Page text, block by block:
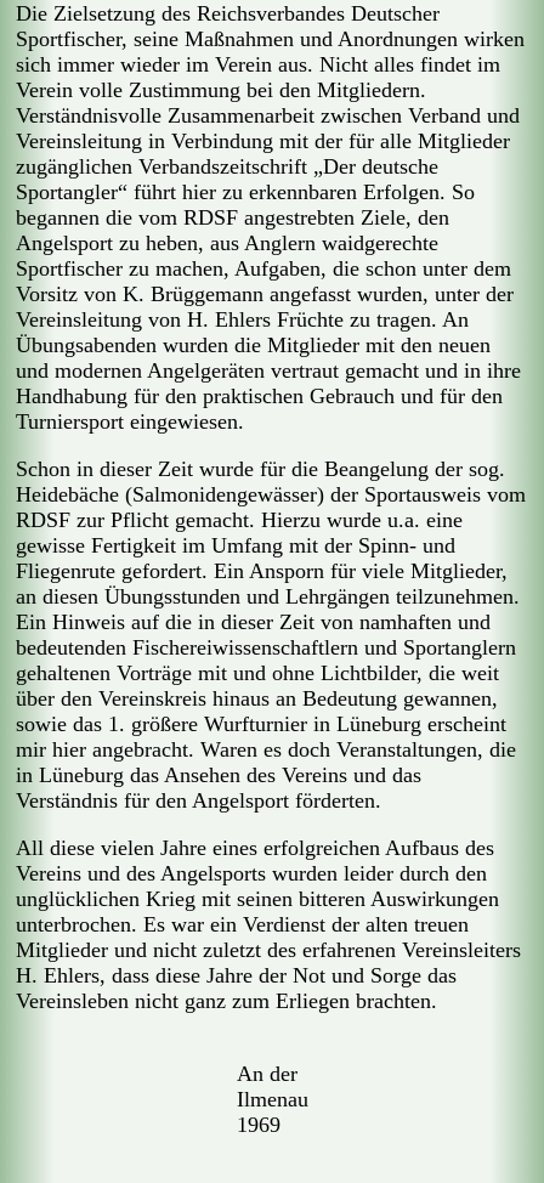
Die Zielsetzung des Reichsverbandes Deutscher
Sportfischer, seine Maßnahmen und Anordnungen wirken
sich immer wieder im Verein aus. Nicht alles findet im
Verein volle Zustimmung bei den Mitgliedern.
Verständnisvolle Zusammenarbeit zwischen Verband und
Vereinsleitung in Verbindung mit der für alle Mitglieder
zugänglichen Verbandszeitschrift „Der deutsche
Sportangler“ führt hier zu erkennbaren Erfolgen. So
begannen die vom RDSF angestrebten Ziele, den
Angelsport zu heben, aus Anglern waidgerechte
Sportfischer zu machen, Aufgaben, die schon unter dem
Vorsitz von K. Brüggemann angefasst wurden, unter der
Vereinsleitung von H. Ehlers Früchte zu tragen. An
Übungsabenden wurden die Mitglieder mit den neuen
und modernen Angelgeräten vertraut gemacht und in ihre
Handhabung für den praktischen Gebrauch und für den
Turniersport eingewiesen.
Schon in dieser Zeit wurde für die Beangelung der sog.
Heidebäche (Salmonidengewässer) der Sportausweis vom
RDSF zur Pflicht gemacht. Hierzu wurde u.a. eine
gewisse Fertigkeit im Umfang mit der Spinn- und
Fliegenrute gefordert. Ein Ansporn für viele Mitglieder,
an diesen Übungsstunden und Lehrgängen teilzunehmen.
Ein Hinweis auf die in dieser Zeit von namhaften und
bedeutenden Fischereiwissenschaftlern und Sportanglern
gehaltenen Vorträge mit und ohne Lichtbilder, die weit
über den Vereinskreis hinaus an Bedeutung gewannen,
sowie das 1. größere Wurfturnier in Lüneburg erscheint
mir hier angebracht. Waren es doch Veranstaltungen, die
in Lüneburg das Ansehen des Vereins und das
Verständnis für den Angelsport förderten.
All diese vielen Jahre eines erfolgreichen Aufbaus des
Vereins und des Angelsports wurden leider durch den
unglücklichen Krieg mit seinen bitteren Auswirkungen
unterbrochen. Es war ein Verdienst der alten treuen
Mitglieder und nicht zuletzt des erfahrenen Vereinsleiters
H. Ehlers, dass diese Jahre der Not und Sorge das
Vereinsleben nicht ganz zum Erliegen brachten.
An der
Ilmenau
1969